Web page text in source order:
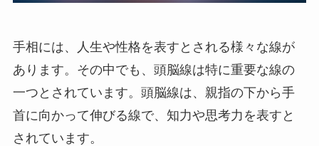
手相には、人生や性格を表すとされる様々な線が
あります。その中でも、頭脳線は特に重要な線の
一つとされています。頭脳線は、親指の下から手
首に向かって伸びる線で、知力や思考力を表すと
されています。